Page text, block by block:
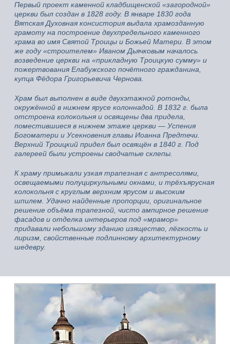
Первый проект каменной кладбищенской «загородной»
церкви был создан в 1828 году. В январе 1830 года
Вятская Духовная консистория выдала храмозданную
грамоту на построение двухпредельного каменного
храма во имя Святой Троицы и Божьей Матери. В этом
же году «строителем» Иваном Дьячковым началось
возведение церкви на «прикладную Троицкую сумму» и
пожертвования Елабужского почётного гражданина,
купца Фёдора Григорьевича Чернова.
Храм был выполнен в виде двухэтажной ротонды,
окружённой в нижнем ярусе колоннадой. В 1832 г. была
отстроена колокольня и освящены два придела,
поместившиеся в нижнем этаже церкви — Успения
Богоматери и Усекновения главы Иоанна Предтечи.
Верхний Троицкий придел был освящён в 1840 г. Под
галереей были устроены сводчатые склепы.
К храму примыкали узкая трапезная с антресолями,
освещаемыми полуциркульными окнами, и трёхъярусная
колокольня с круглым верхним ярусом и высоким
шпилем. Удачно найденные пропорции, оригинальное
решение объёма трапезной, чисто ампирное решение
фасадов и отделка интерьеров под «мрамор»
придавали небольшому зданию изящество, лёгкость и
лиризм, свойственные подлинному архитектурному
шедевру.